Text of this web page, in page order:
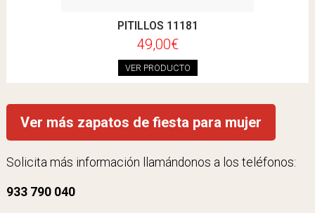
PITILLOS 11181
49,00€
VER PRODUCTO
Ver más zapatos de fiesta para mujer
Solicita más información llamándonos a los teléfonos:
933 790 040